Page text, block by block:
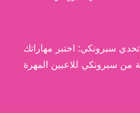
تحدي سبرونكي: اختبر مهاراتك